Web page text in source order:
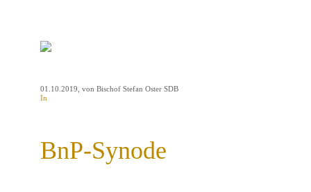
01.10.2019 , von Bischof Stefan Oster SDB
In
BnP-Synode